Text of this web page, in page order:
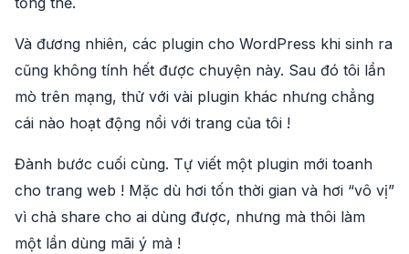
Và đương nhiên, các plugin cho WordPress khi sinh ra
cũng không tính hết được chuyện này. Sau đó tôi lần
mò trên mạng, thử với vài plugin khác nhưng chẳng
cái nào hoạt động nổi với trang của tôi !
Đành bước cuối cùng. Tự viết một plugin mới toanh
cho trang web ! Mặc dù hơi tốn thời gian và hơi “vô vị”
vì chả share cho ai dùng được, nhưng mà thôi làm
một lần dùng mãi ý mà !